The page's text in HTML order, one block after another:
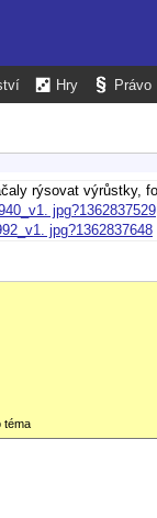
Hry Právo
rýsovat výrůstky,
jpg?1362837529
jpg?1362837648
téma